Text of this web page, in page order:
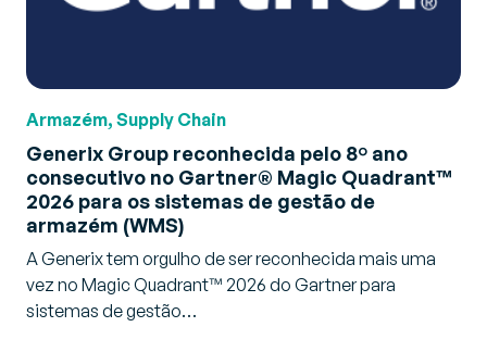
Armazém, Supply Chain
Generix Group reconhecida pelo 8º ano
consecutivo no Gartner® Magic Quadrant™
2026 para os sistemas de gestão de
armazém (WMS)
A Generix tem orgulho de ser reconhecida mais uma
vez no Magic Quadrant™ 2026 do Gartner para
sistemas de gestão…